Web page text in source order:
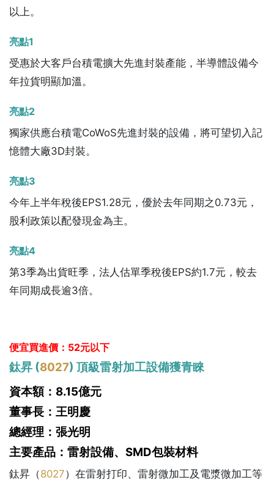
以上。
亮點1
受惠於大客戶台積電擴大先進封裝產能，半導體設備今
年拉貨明顯加溫。
亮點2
獨家供應台積電CoWoS先進封裝的設備，將可望切入記
憶體大廠3D封裝。
亮點3
今年上半年稅後EPS1.28元，優於去年同期之0.73元，
股利政策以配發現金為主。
亮點4
第3季為出貨旺季，法人估單季稅後EPS約1.7元，較去
年同期成長逾3倍。
便宜買進價：52元以下
鈦昇 (8027) 頂級雷射加工設備獲青睞
資本額：8.15億元
董事長：王明慶
總經理：張光明
主要產品：雷射設備、SMD包裝材料
鈦昇（8027）在雷射打印、雷射微加工及電漿微加工等